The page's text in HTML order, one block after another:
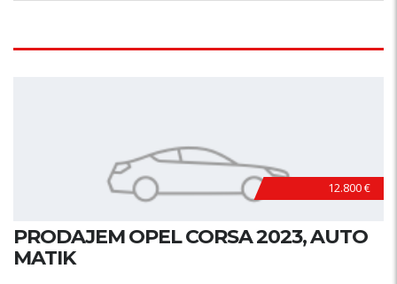
12.800 €
PRODAJEM OPEL CORSA 2023, AUTO
MATIK